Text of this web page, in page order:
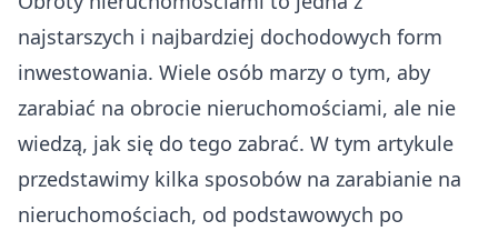
najstarszych i najbardziej dochodowych form
inwestowania. Wiele osób marzy o tym, aby
zarabiać na obrocie nieruchomościami, ale nie
wiedzą, jak się do tego zabrać. W tym artykule
przedstawimy kilka sposobów na zarabianie na
nieruchomościach, od podstawowych po